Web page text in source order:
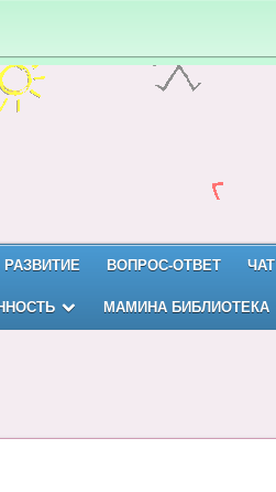
РАЗВИТИЕ ВОПРОС-ОТВЕТ ЧАТ
МАМИНА БИБЛИОТЕКА